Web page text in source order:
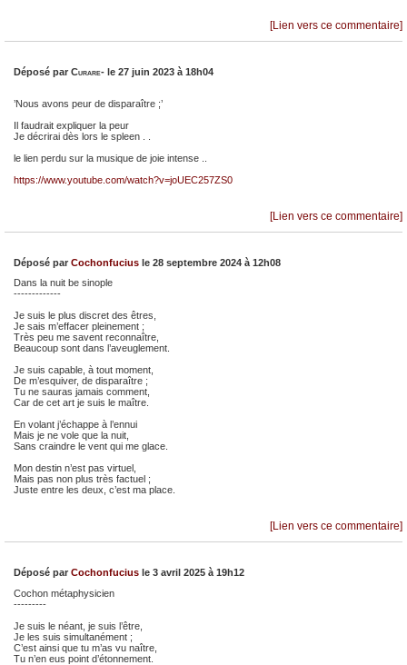
[Lien vers ce commentaire]
Déposé par Curare- le 27 juin 2023 à 18h04
’Nous avons peur de disparaître ;’
Il faudrait expliquer la peur
Je décrirai dès lors le spleen . .
le lien perdu sur la musique de joie intense ..
https://www.youtube.com/watch?v=joUEC257ZS0
[Lien vers ce commentaire]
Déposé par Cochonfucius le 28 septembre 2024 à 12h08
Dans la nuit be sinople
-------------
Je suis le plus discret des êtres,
Je sais m’effacer pleinement ;
Très peu me savent reconnaître,
Beaucoup sont dans l’aveuglement.
Je suis capable, à tout moment,
De m’esquiver, de disparaître ;
Tu ne sauras jamais comment,
Car de cet art je suis le maître.
En volant j’échappe à l’ennui
Mais je ne vole que la nuit,
Sans craindre le vent qui me glace.
Mon destin n’est pas virtuel,
Mais pas non plus très factuel ;
Juste entre les deux, c’est ma place.
[Lien vers ce commentaire]
Déposé par Cochonfucius le 3 avril 2025 à 19h12
Cochon métaphysicien
---------
Je suis le néant, je suis l’être,
Je les suis simultanément ;
C’est ainsi que tu m’as vu naître,
Tu n’en eus point d’étonnement.